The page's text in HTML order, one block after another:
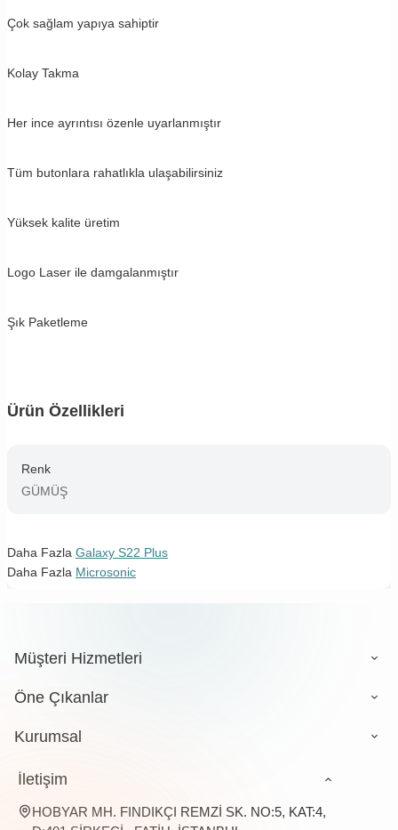
Çok sağlam yapıya sahiptir
Kolay Takma
Her ince ayrıntısı özenle uyarlanmıştır
Tüm butonlara rahatlıkla ulaşabilirsiniz
Yüksek kalite üretim
Logo Laser ile damgalanmıştır
Şık Paketleme
Ürün Özellikleri
Renk
GÜMÜŞ
Daha Fazla Galaxy S22 Plus
Daha Fazla Microsonic
Müşteri Hizmetleri
Öne Çıkanlar
Kurumsal
İletişim
HOBYAR MH. FINDIKÇI REMZİ SK. NO:5, KAT:4,